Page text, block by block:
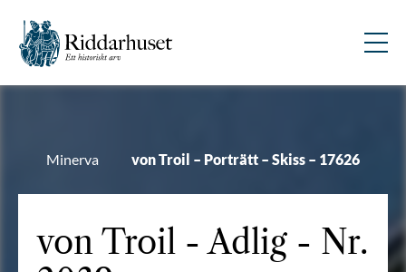
Minerva von Troil – Porträtt – Skiss – 17626
von Troil - Adlig - Nr.